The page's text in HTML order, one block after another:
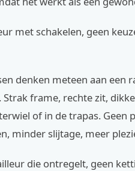
met schakelen, geen
denken meteen aan een
Strak frame, rechte zit,
of in de trapas. Geen
minder slijtage, meer
die ontregelt, geen